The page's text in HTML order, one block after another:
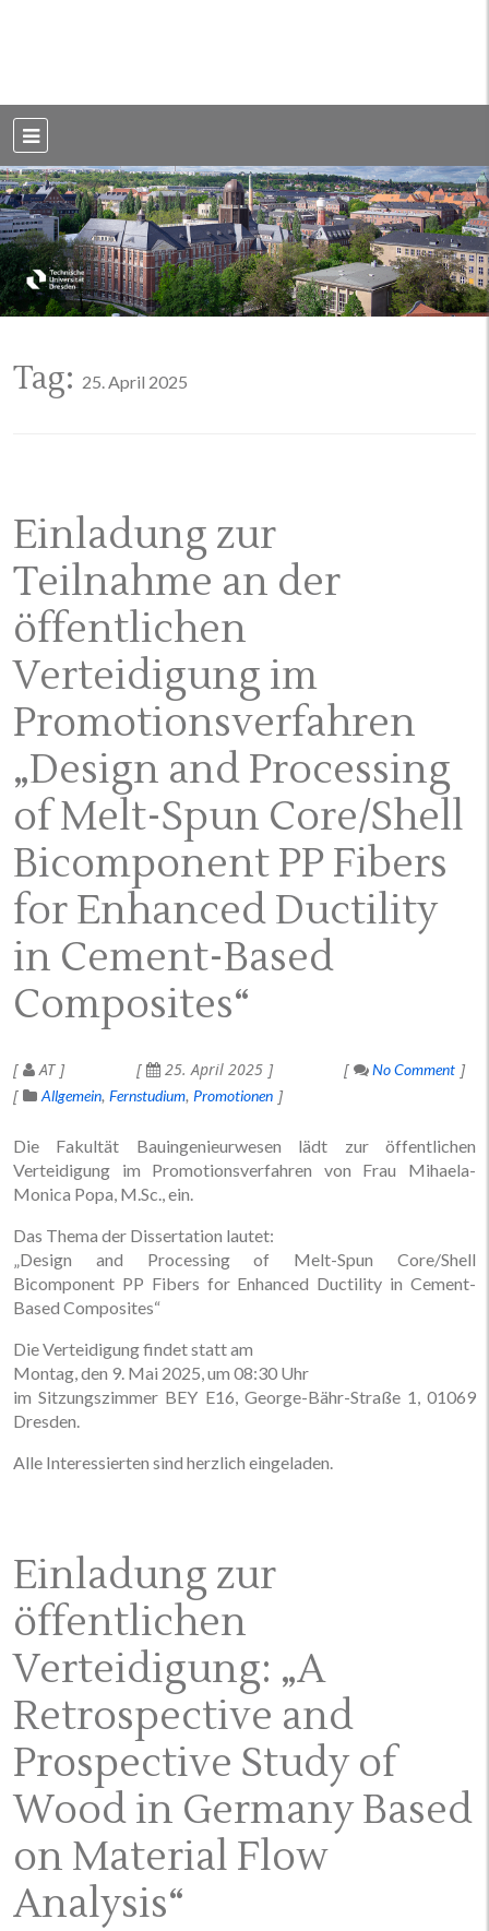
Dresden
Tag: 25. April 2025
Einladung zur
Teilnahme an der
öffentlichen
Verteidigung im
Promotionsverfahren
„Design and Processing
of Melt-Spun Core/Shell
Bicomponent PP Fibers
for Enhanced Ductility
in Cement-Based
Composites“
AT 25. April 2025
No Comment
Allgemein Fernstudium Promotionen
Die Fakultät Bauingenieurwesen lädt zur öffentlichen
Verteidigung im Promotionsverfahren von Frau Mihaela-
Monica Popa, M.Sc., ein.
Das Thema der Dissertation lautet:
„Design and Processing of Melt-Spun Core/Shell
Bicomponent PP Fibers for Enhanced Ductility in Cement-
Based Composites“
Die Verteidigung findet statt am
Montag, den 9. Mai 2025, um 08:30 Uhr
im Sitzungszimmer BEY E16, George-Bähr-Straße 1, 01069
Dresden.
Alle Interessierten sind herzlich eingeladen.
Einladung zur
öffentlichen
Verteidigung: „A
Retrospective and
Prospective Study of
Wood in Germany Based
on Material Flow
Analysis“